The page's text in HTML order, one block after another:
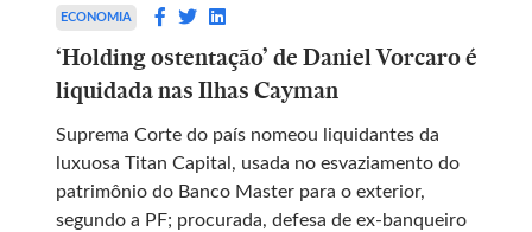
ECONOMIA
‘Holding ostentação’ de Daniel Vorcaro é
liquidada nas Ilhas Cayman
Suprema Corte do país nomeou liquidantes da
luxuosa Titan Capital, usada no esvaziamento do
patrimônio do Banco Master para o exterior,
segundo a PF; procurada, defesa de ex-banqueiro